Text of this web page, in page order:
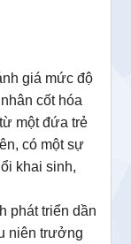
giá mức độ
cốt hóa
một đứa trẻ
có một sự
khai sinh,
phát triển dần
niên trưởng